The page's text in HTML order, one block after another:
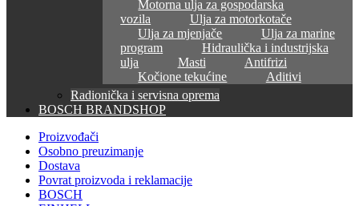
Motorna ulja za gospodarska
vozila
Ulja za motorkotače
Ulja za mjenjače
Ulja za marine
program
Hidraulička i industrijska
ulja
Masti
Antifrizi
Kočione tekućine
Aditivi
Radionička i servisna oprema
BOSCH BRANDSHOP
Proizvođači
Osobno preuzimanje
Dostava
Povrat proizvoda i reklamacije
BOSCH